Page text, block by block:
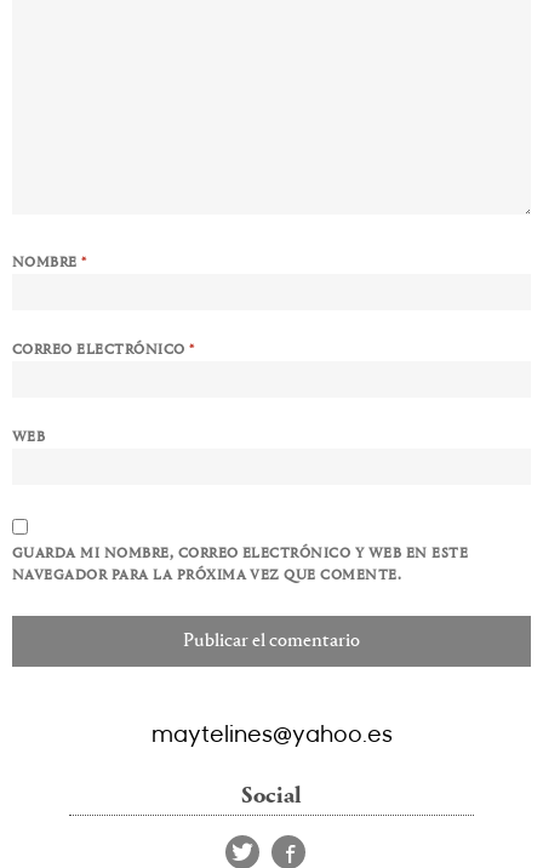
NOMBRE*
CORREO ELECTRÓNICO*
WEB
GUARDA MI NOMBRE, CORREO ELECTRÓNICO Y WEB EN ESTE
NAVEGADOR PARA LA PRÓXIMA VEZ QUE COMENTE.
maytelines@yahoo.es
Social